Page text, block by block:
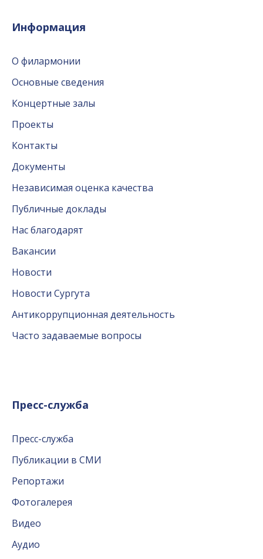
Информация
О филармонии
Основные сведения
Концертные залы
Проекты
Контакты
Документы
Независимая оценка качества
Публичные доклады
Нас благодарят
Вакансии
Новости
Новости Сургута
Антикоррупционная деятельность
Часто задаваемые вопросы
Пресс-служба
Пресс-служба
Публикации в СМИ
Репортажи
Фотогалерея
Видео
Аудио